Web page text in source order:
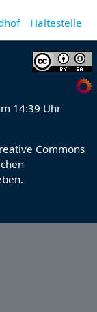
Haltestelle
14:39 Uhr
Commons